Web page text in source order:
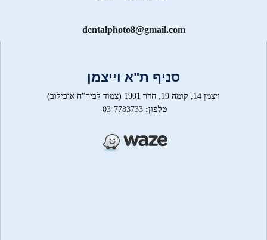
dentalphoto8@gmail.com
סניף ת"א וייצמן
ויצמן 14, קומה 19, חדר 1901 (צמוד לביה"ח איכילוב)
טלפון: 03-7783733